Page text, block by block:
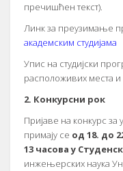
пречишћен текст).
Линк за преузимање
академским студијама
Упис на студијски
расположивих места и
2. Конкурсни рок
Пријаве на конкурс за
примају се од 18. до
13 часова у
инжењерских наука